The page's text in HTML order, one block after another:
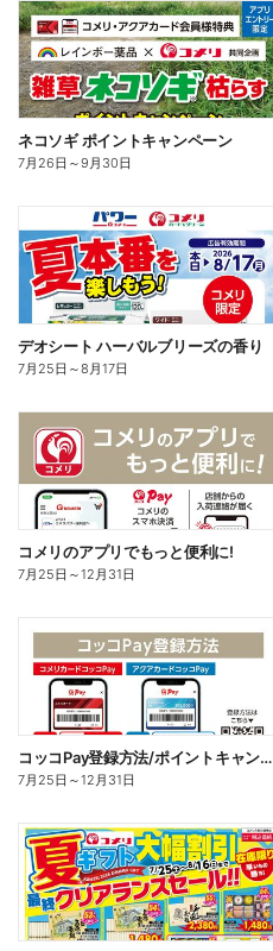
ネコソギ ポイントキャンペーン
7月26日 ～9月30日
デオシート ハーバルブリーズの香り
7月25日 ～8月17日
コメリのアプリでもっと便利に!
7月25日 ～12月31日
コッコPay登録方法/ポイントキャンペーン応募方法
7月25日 ～12月31日